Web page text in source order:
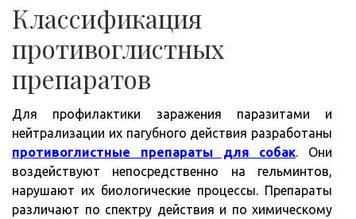
Классификация
противоглистных
препаратов
Для профилактики заражения паразитами и
нейтрализации их пагубного действия разработаны
противоглистные препараты для собак. Они
воздействуют непосредственно на гельминтов,
нарушают их биологические процессы. Препараты
различают по спектру действия и по химическому